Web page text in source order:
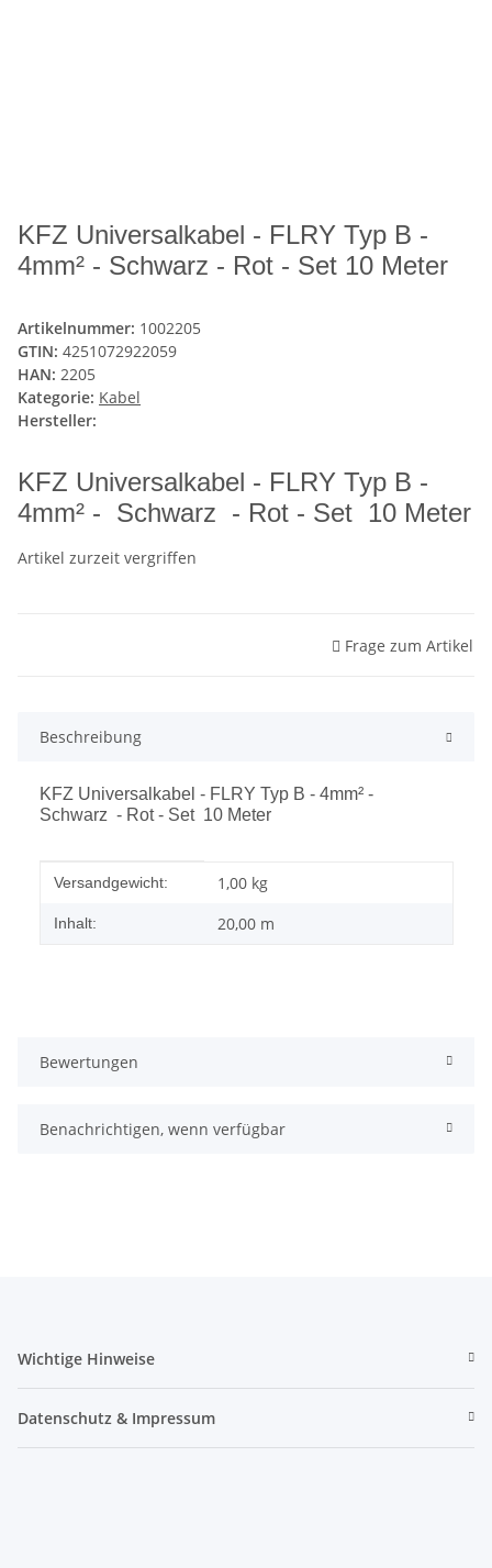
KFZ Universalkabel - FLRY Typ B -
4mm² - Schwarz - Rot - Set 10 Meter
Artikelnummer: 1002205
GTIN: 4251072922059
HAN: 2205
Kategorie: Kabel
Hersteller:
KFZ Universalkabel - FLRY Typ B -
4mm² - Schwarz - Rot - Set 10 Meter
Artikel zurzeit vergriffen
Frage zum Artikel
Beschreibung
KFZ Universalkabel - FLRY Typ B - 4mm² -
Schwarz - Rot - Set 10 Meter
Produkteigenschaft
Wert
Versandgewicht: 1,00 kg
Inhalt: 20,00 m
Bewertungen
Benachrichtigen, wenn verfügbar
Wichtige Hinweise
Datenschutz & Impressum